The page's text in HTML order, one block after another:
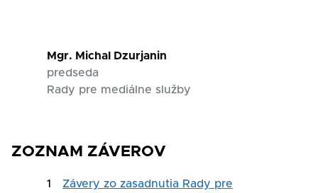
Mgr. Michal Dzurjanin
predseda
Rady pre mediálne služby
ZOZNAM ZÁVEROV
1
Závery zo zasadnutia Rady pre